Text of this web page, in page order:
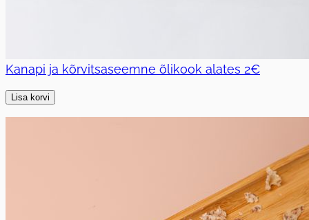
Kanapi ja kõrvitsaseemne õlikook alates 2€
Lisa korvi